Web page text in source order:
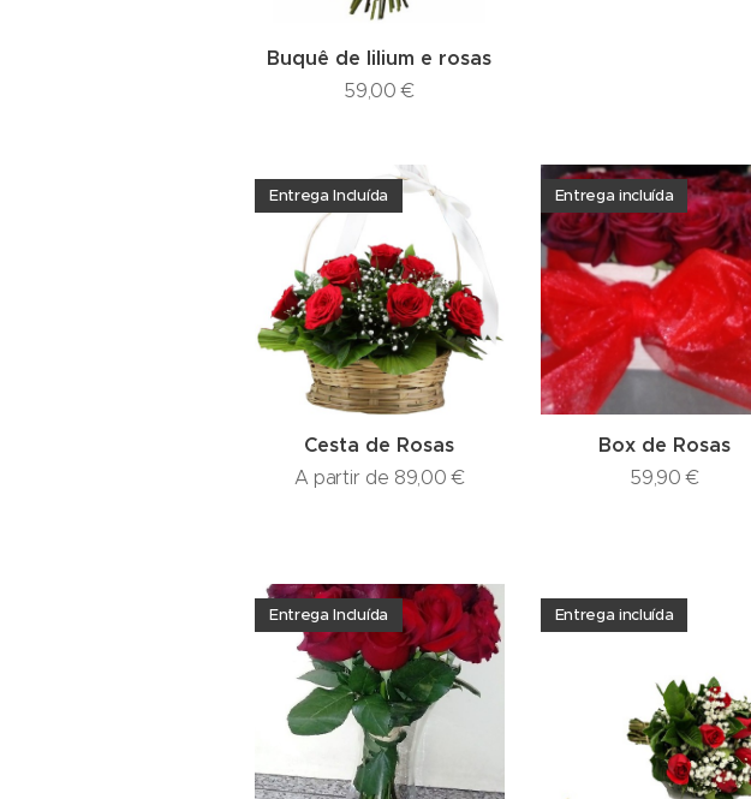
Buquê de lilium e rosas
59,00 €
Cesta de Rosas
Entrega Incluída
A partir de 89,00 €
Box de Rosas
Entrega incluída
59,90 €
Entrega Incluída Entrega incluída